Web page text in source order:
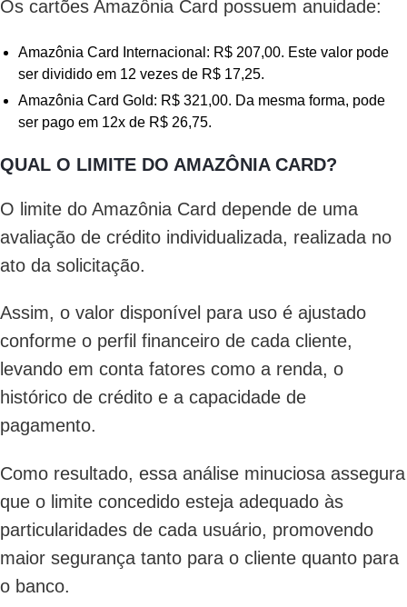
Os cartões Amazônia Card possuem anuidade:
Amazônia Card Internacional: R$ 207,00. Este valor pode
ser dividido em 12 vezes de R$ 17,25.
Amazônia Card Gold: R$ 321,00. Da mesma forma, pode
ser pago em 12x de R$ 26,75.
QUAL O LIMITE DO AMAZÔNIA CARD?
O limite do Amazônia Card depende de uma
avaliação de crédito individualizada, realizada no
ato da solicitação.
Assim, o valor disponível para uso é ajustado
conforme o perfil financeiro de cada cliente,
levando em conta fatores como a renda, o
histórico de crédito e a capacidade de
pagamento.
Como resultado, essa análise minuciosa assegura
que o limite concedido esteja adequado às
particularidades de cada usuário, promovendo
maior segurança tanto para o cliente quanto para
o banco.